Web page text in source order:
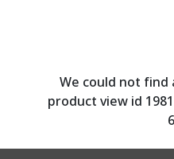
We could not find
product view id